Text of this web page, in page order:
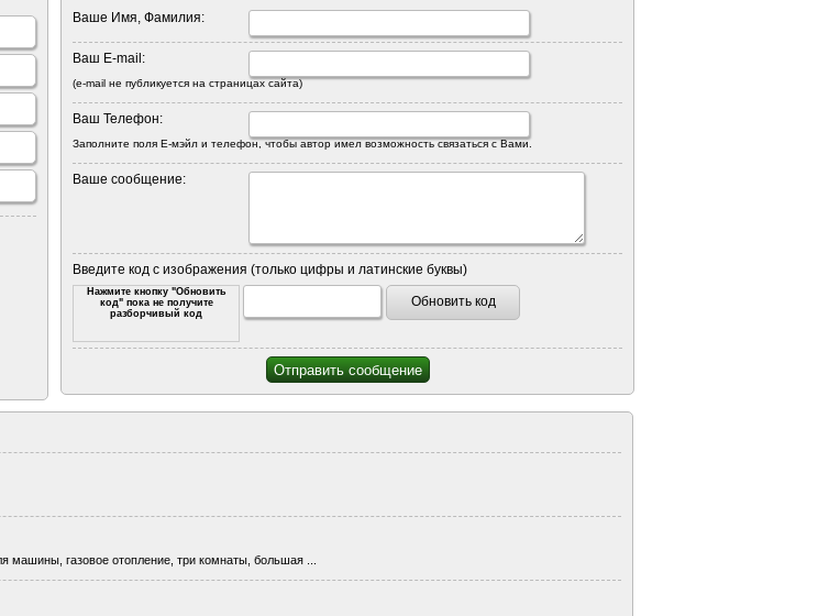
Ваше Имя, Фамилия:
Ваш E-mail:
(e-mail не публикуется на страницах сайта)
Ваш Телефон:
Заполните поля Е-мэйл и телефон, чтобы автор имел возможность связаться с Вами.
Ваше сообщение:
Введите код с изображения (только цифры и латинские буквы)
Нажмите кнопку "Обновить
код" пока не получите
разборчивый код
Обновить код
газовое отопление, три комнаты, большая ...